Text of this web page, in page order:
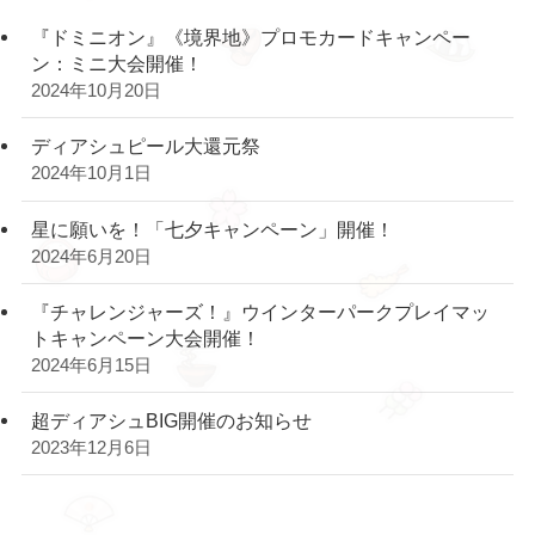
『ドミニオン』《境界地》プロモカードキャンペー
ン：ミニ大会開催！
2024年10月20日
ディアシュピール大還元祭
2024年10月1日
星に願いを！「七夕キャンペーン」開催！
2024年6月20日
『チャレンジャーズ！』ウインターパークプレイマッ
トキャンペーン大会開催！
2024年6月15日
超ディアシュBIG開催のお知らせ
2023年12月6日